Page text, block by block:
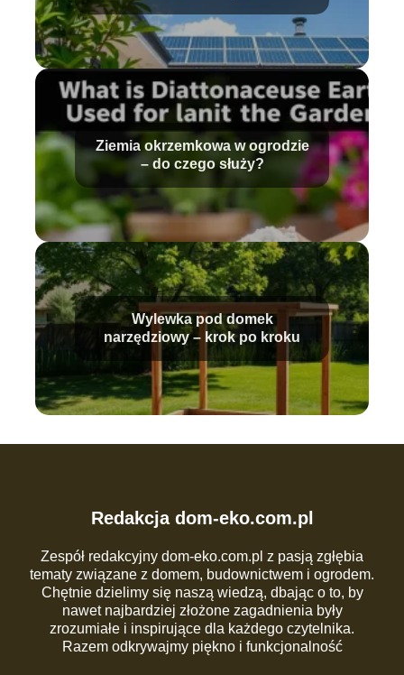
Ziemia okrzemkowa w ogrodzie
– do czego służy?
Wylewka pod domek
narzędziowy – krok po kroku
Redakcja dom-eko.com.pl
Zespół redakcyjny dom-eko.com.pl z pasją zgłębia
tematy związane z domem, budownictwem i ogrodem.
Chętnie dzielimy się naszą wiedzą, dbając o to, by
nawet najbardziej złożone zagadnienia były
zrozumiałe i inspirujące dla każdego czytelnika.
Razem odkrywajmy piękno i funkcjonalność